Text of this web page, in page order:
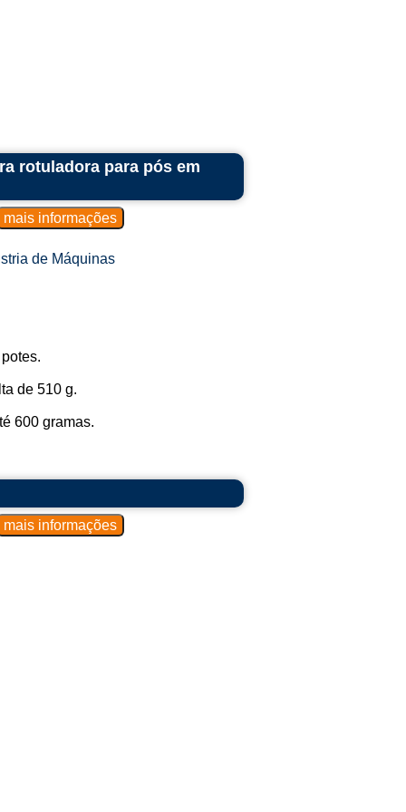
rotuladora para pós em
de Máquinas
de 510 g.
600 gramas.